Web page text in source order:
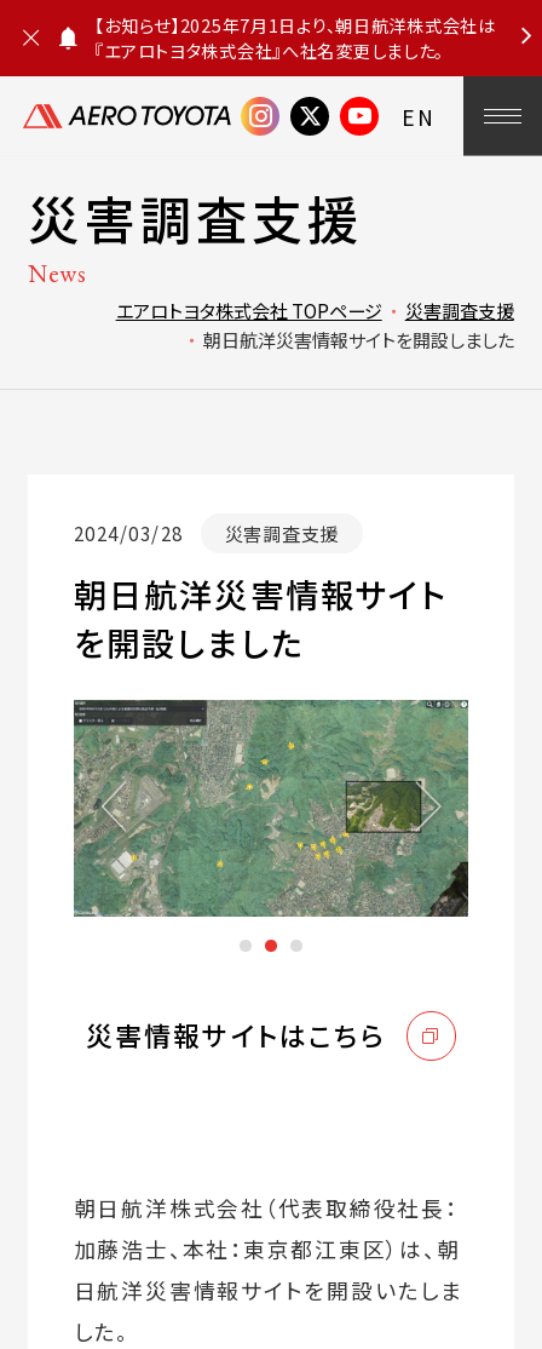
【お知らせ】2025年7月1日より、朝日航洋株式会社は
『エアロトヨタ株式会社』へ社名変更しました。
知
せ
る
EN
災害調査支援
News
エアロトヨタ株式会社 TOPページ
災害調査支援
朝日航洋災害情報サイトを開設しました
2024/03/28 災害調査支援
朝日航洋災害情報サイト
を開設しました
災害情報サイトはこちら
朝日航洋株式会社（代表取締役社長：
加藤浩士、本社：東京都江東区）は、朝
日航洋災害情報サイトを開設いたしま
した。